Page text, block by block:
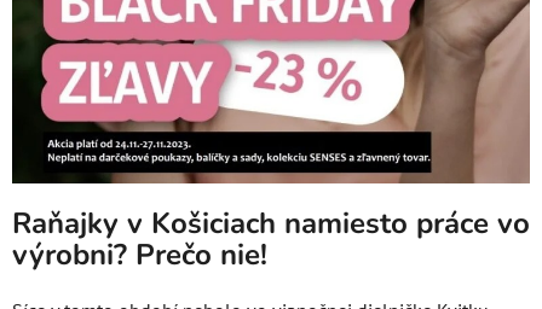
Raňajky v Košiciach namiesto práce vo
výrobni? Prečo nie!